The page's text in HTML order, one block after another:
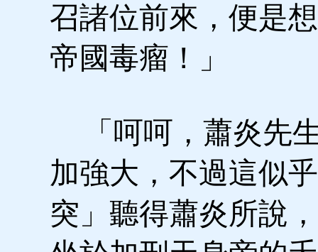
召諸位前來，便是
帝國毒瘤！」
「呵呵，蕭炎先
加強大，不過這似
突」聽得蕭炎所說